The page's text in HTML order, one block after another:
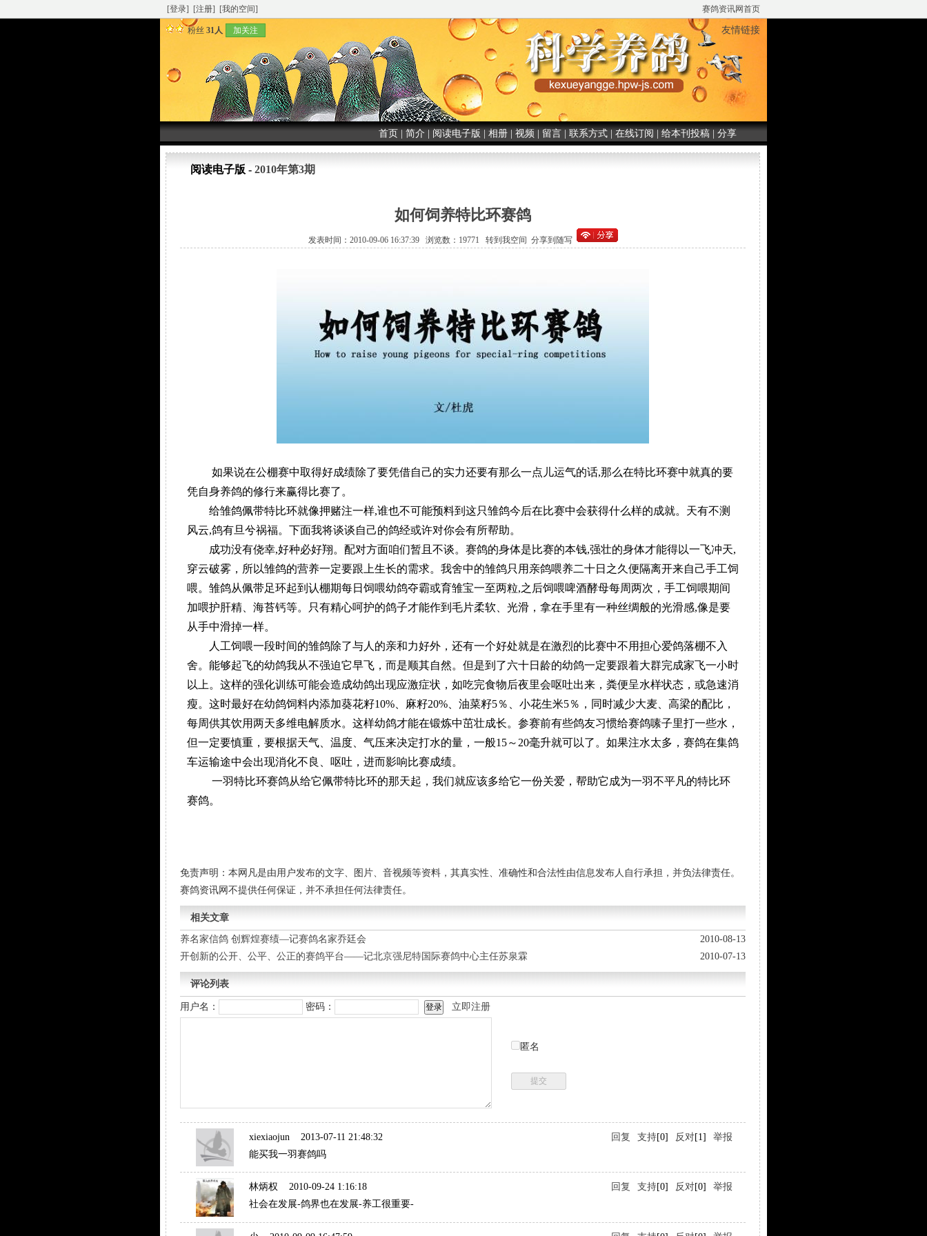
[登录] [注册] [我的空间] 赛鸽资讯网首页
粉丝 31人 加关注 友情链接
首页 简介 阅读电子版 相册 视频 留言 联系方式 在线订阅 给本刊投稿 分享
阅读电子版 - 2010年第3期
如何饲养特比环赛鸽
发表时间：2010-09-06 16:37:39 浏览数：19771 转到我空间 分享到随写
如果说在公棚赛中取得好成绩除了要凭借自己的实力还要有那么一点儿运气的话,那么在特比环赛中就真的要
凭自身养鸽的修行来赢得比赛了。
给雏鸽佩带特比环就像押赌注一样,谁也不可能预料到这只雏鸽今后在比赛中会获得什么样的成就。天有不测
风云,鸽有旦兮祸福。下面我将谈谈自己的鸽经或许对你会有所帮助。
成功没有侥幸,好种必好翔。配对方面咱们暂且不谈。赛鸽的身体是比赛的本钱,强壮的身体才能得以一飞冲天,
穿云破雾，所以雏鸽的营养一定要跟上生长的需求。我舍中的雏鸽只用亲鸽喂养二十日之久便隔离开来自己手工饲
喂。雏鸽从佩带足环起到认棚期每日饲喂幼鸽夺霸或育雏宝一至两粒,之后饲喂啤酒酵母每周两次，手工饲喂期间
加喂护肝精、海苔钙等。只有精心呵护的鸽子才能作到毛片柔软、光滑，拿在手里有一种丝绸般的光滑感,像是要
从手中滑掉一样。
人工饲喂一段时间的雏鸽除了与人的亲和力好外，还有一个好处就是在激烈的比赛中不用担心爱鸽落棚不入
舍。能够起飞的幼鸽我从不强迫它早飞，而是顺其自然。但是到了六十日龄的幼鸽一定要跟着大群完成家飞一小时
以上。这样的强化训练可能会造成幼鸽出现应激症状，如吃完食物后夜里会呕吐出来，粪便呈水样状态，或急速消
瘦。这时最好在幼鸽饲料内添加葵花籽10%、麻籽20%、油菜籽5％、小花生米5％，同时减少大麦、高梁的配比，
每周供其饮用两天多维电解质水。这样幼鸽才能在锻炼中茁壮成长。参赛前有些鸽友习惯给赛鸽嗉子里打一些水，
但一定要慎重，要根据天气、温度、气压来决定打水的量，一般15～20毫升就可以了。如果注水太多，赛鸽在集鸽
车运输途中会出现消化不良、呕吐，进而影响比赛成绩。
一羽特比环赛鸽从给它佩带特比环的那天起，我们就应该多给它一份关爱，帮助它成为一羽不平凡的特比环
赛鸽。
免责声明：本网凡是由用户发布的文字、图片、音视频等资料，其真实性、准确性和合法性由信息发布人自行承担，并负法律责任。
赛鸽资讯网不提供任何保证，并不承担任何法律责任。
相关文章
2010-08-13
养名家信鸽 创辉煌赛绩—记赛鸽名家乔廷会
2010-07-13
开创新的公开、公平、公正的赛鸽平台——记北京强尼特国际赛鸽中心主任苏泉霖
评论列表
用户名： 密码： 立即注册
匿名
xiexiaojun 2013-07-11 21:48:32 回复 支持[0] 反对[1]
举报
能买我一羽赛鸽吗
林炳权 2010-09-24 1:16:18 回复 支持[0] 反对[0]
举报
社会在发展-鸽界也在发展-养工很重要-